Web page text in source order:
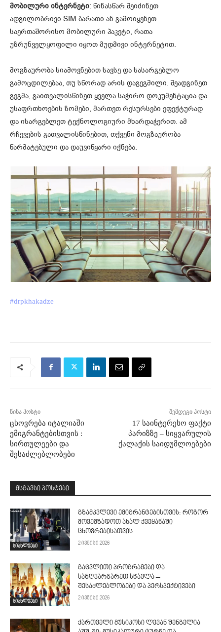
მობილური ინტერნეტი: წინასწარ შეიძინეთ
ადგილობრივი SIM ბარათი ან გამოიყენეთ
საერთაშორისო მობილური პაკეტი, რათა
უზრუნველყოფილი იყოთ მუდმივი ინტერნეტით.
მოგზაურობა სიამოვნებით სავსე და სასარგებლო
გამოცდილებაა, თუ სწორად არის დაგეგმილი. შეადგინეთ
გეგმა, გაითვალისწინეთ ყველა საჭირო დოკუმენტაცია და
უსაფრთხოების ზომები, მართეთ რესურსები ეფექტურად
და ისარგებლეთ ტექნოლოგიური მხარდაჭერით. ამ
რჩევების გათვალისწინებით, თქვენი მოგზაურობა
წარმატებული და დაუვიწყარი იქნება.
#drpkhakadze
წინა პოსტი
ცხოვრება იტალიაში
ემიგრანტებისთვის :
სირთულეები და
შესაძლებლობები
შემდეგი პოსტი
17 საინტერესო ფაქტი
პარიზზე – სიყვარულის
ქალაქის საიდუმლოებები
მსგავსი პოსტები
სიახლეები
გზამკვლევი ემიგრანტებისთვის: როგორ
მოვემზადოთ ახალ ქვეყანაში
ცხოვრებისათვის
2 ივნისი 2026
სიახლეები
გაცვლითი პროგრამები და
საზღვარგარეთ სწავლა –
შესაძლებლობები და პერსპექტივები
2 ივნისი 2026
ქართველი მუსიკოსი ლევან შენგელია